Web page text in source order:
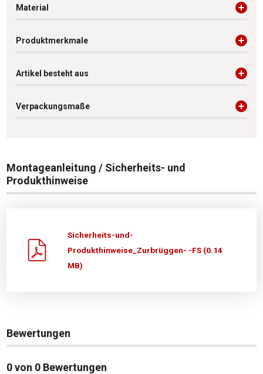
Material
Produktmerkmale
Artikel besteht aus
Verpackungsmaße
Montageanleitung / Sicherheits- und
Produkthinweise
Sicherheits-und-
Produkthinweise_Zurbrüggen- -FS (0.14
MB)
Bewertungen
0 von 0 Bewertungen